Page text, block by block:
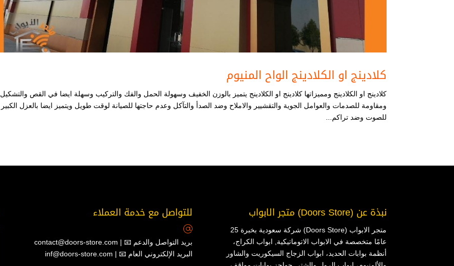
كلادينج او الكلادينج الواح المنيوم
كلادينج او الكلادينج ومميزاتها كلادينج او الكلادينج يتميز بالوزن الخفيف وسهولة الحمل والفك والتركيب وسهلة ايضا في القص والتشكيل
ومقاومة للصدمات والعوامل الجوية والتقشيير والاملاح وضد الصدأ والتآكل وعدم حاجتها للصيانة لوقت طويل ويتميز ايضا بالعزل الكبير
للصوت وضد تراكم...
نبذة عن (Doors Store) متجر الابواب
متجر الابواب (Doors Store) شركة سعودية بخبرة 25
عامًا متخصصة في الابواب الاتوماتيكية, ابواب الكراج،
أنظمة بوابات الحديد، ابواب الزجاج السيكوريت والشاور
للتواصل مع خدمة العملاء
contact@doors-store.com | 📧 بريد التواصل والدعم
inf@doors-store.com | 📧 البريد الإلكتروني العام